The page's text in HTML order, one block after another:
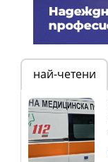
най-четени